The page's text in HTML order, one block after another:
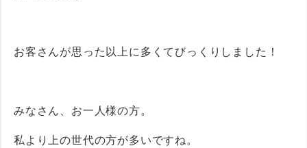
お客さんが思った以上に多くてびっくりしました！
みなさん、お一人様の方。
私より上の世代の方が多いですね。